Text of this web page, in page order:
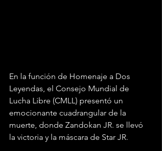
En la función de Homenaje a Dos
Leyendas, el Consejo Mundial de
Lucha Libre (CMLL) presentó un
emocionante cuadrangular de la
muerte, donde Zandokan JR. se llevó
la victoria y la máscara de Star JR.